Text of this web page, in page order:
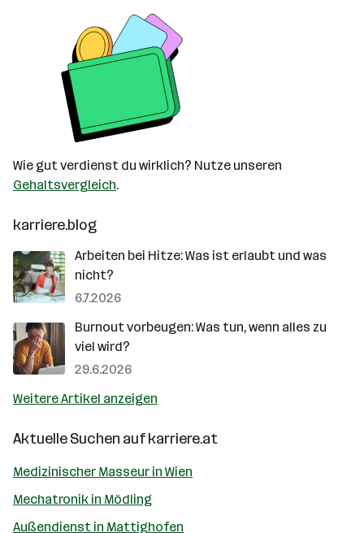
Wie gut verdienst du wirklich? Nutze unseren
Gehaltsvergleich.
karriere.blog
Arbeiten bei Hitze: Was ist erlaubt und was
nicht?
6.7.2026
Burnout vorbeugen: Was tun, wenn alles zu
viel wird?
29.6.2026
Weitere Artikel anzeigen
Aktuelle Suchen aufkarriere.at
Medizinischer Masseur in Wien
Mechatronik in Mödling
Außendienst in Mattighofen